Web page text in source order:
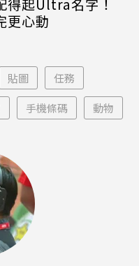
更心動
貼圖 任務
手機條碼 動物